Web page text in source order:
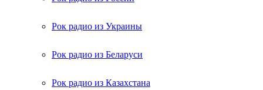
Рок радио из Украины
Рок радио из Беларуси
Рок радио из Казахстана